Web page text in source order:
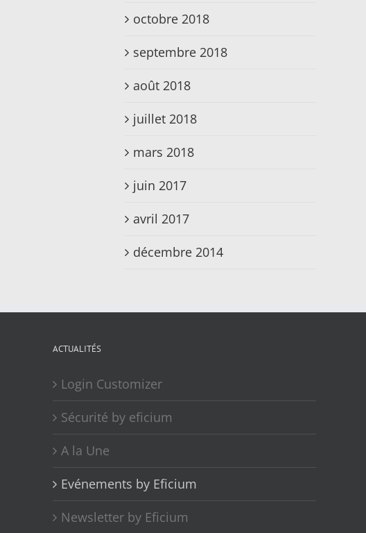
octobre 2018
septembre 2018
août 2018
juillet 2018
mars 2018
juin 2017
avril 2017
décembre 2014
ACTUALITÉS
Login Customizer
Sécurité by eficium
A la Une
Evénements by Eficium
Newsletter by Eficium